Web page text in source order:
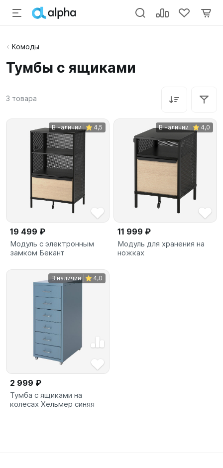
Комоды
Тумбы с ящиками
3 товара
В наличии 4,5
19 499 ₽
Модуль с электронным
замком Бекант
В наличии 4,0
11 999 ₽
Модуль для хранения на
ножках
В наличии 4,0
2 999 ₽
Тумба с ящиками на
колесах Хельмер синяя